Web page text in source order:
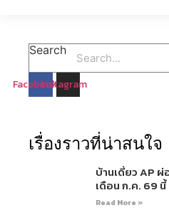
Search
FacebookInstagram
เรื่องราวที่น่าสนใจ
บ้านเดี่ยว AP
เดือน ก.ค. 69 นี้
Read More »